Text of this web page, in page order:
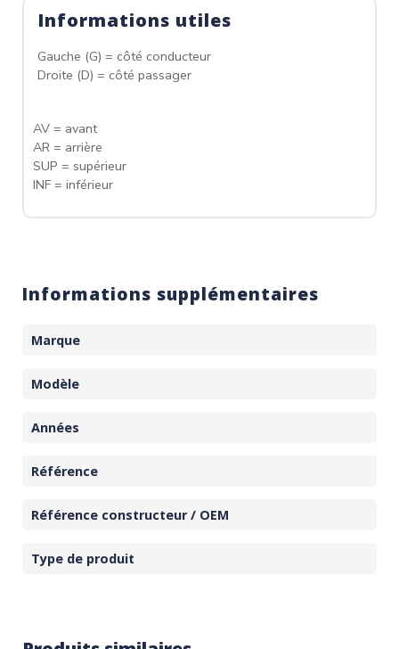
Informations utiles
Gauche (G) = côté conducteur
Droite (D) = côté passager
AV = avant
AR = arrière
SUP = supérieur
INF = inférieur
Informations supplémentaires
Marque
Modèle
Années
Référence
Référence constructeur / OEM
Type de produit